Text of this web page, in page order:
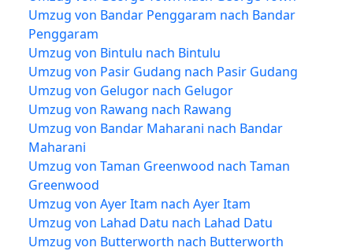
Umzug von Bandar Penggaram nach Bandar
Penggaram
Umzug von Bintulu nach Bintulu
Umzug von Pasir Gudang nach Pasir Gudang
Umzug von Gelugor nach Gelugor
Umzug von Rawang nach Rawang
Umzug von Bandar Maharani nach Bandar
Maharani
Umzug von Taman Greenwood nach Taman
Greenwood
Umzug von Ayer Itam nach Ayer Itam
Umzug von Lahad Datu nach Lahad Datu
Umzug von Butterworth nach Butterworth